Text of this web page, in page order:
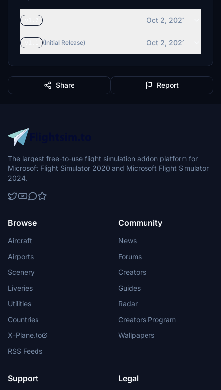
Oct 2, 2021
(Initial Release) Oct 2, 2021
Share Report
The largest free-to-use flight simulation addon platform for
Microsoft Flight Simulator 2020 and Microsoft Flight Simulator
2024.
Browse
Aircraft
Airports
Scenery
Liveries
Utilities
Countries
X-Plane.to
RSS Feeds
Community
News
Forums
Creators
Guides
Radar
Creators Program
Wallpapers
Support Legal